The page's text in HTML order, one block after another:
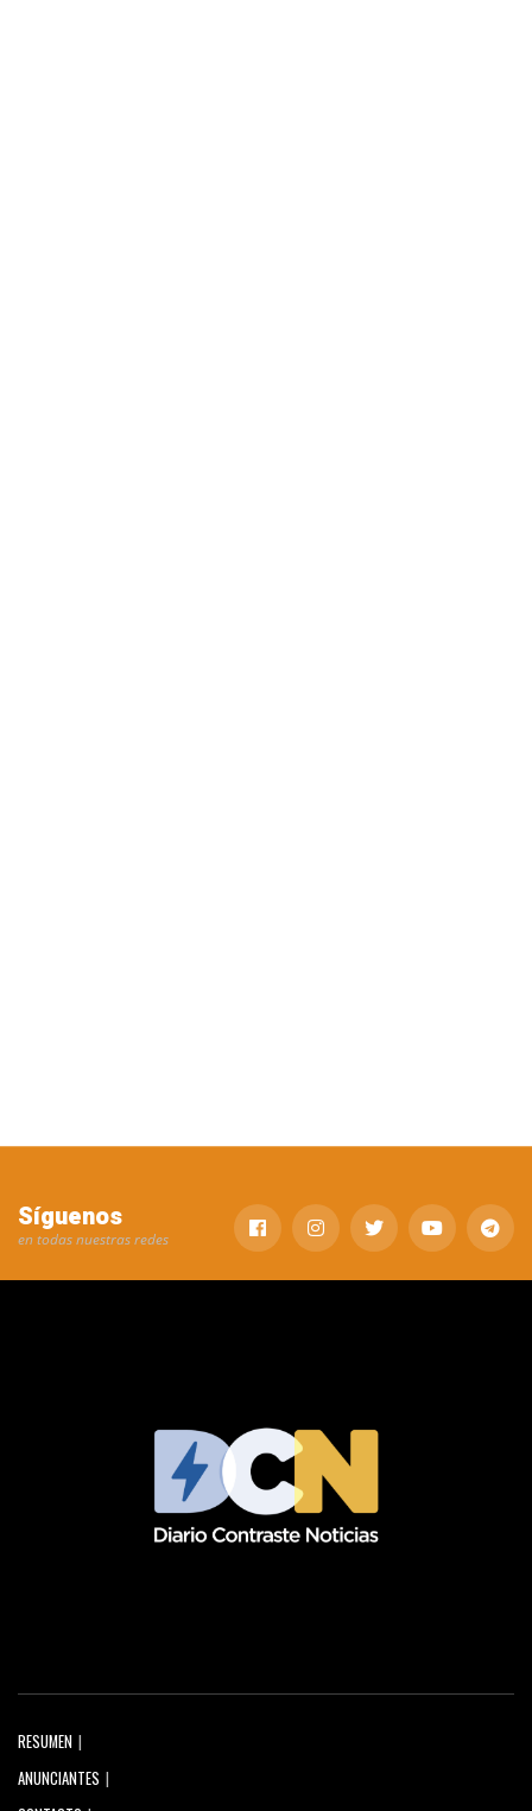
Síguenos
en todas nuestras redes
RESUMEN
ANUNCIANTES